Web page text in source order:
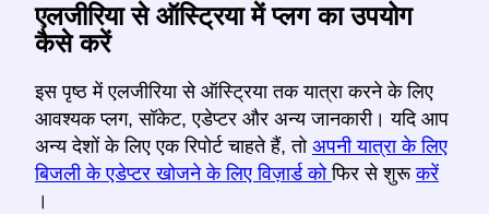
एलजीरिया से ऑस्ट्रिया में प्लग का उपयोग
कैसे करें
इस पृष्ठ में एलजीरिया से ऑस्ट्रिया तक यात्रा करने के लिए
आवश्यक प्लग, सॉकेट, एडेप्टर और अन्य जानकारी। यदि आप
अन्य देशों के लिए एक रिपोर्ट चाहते हैं, तो अपनी यात्रा के लिए
बिजली के एडेप्टर खोजने के लिए विज़ार्ड कोफिर से शुरूकरें
।